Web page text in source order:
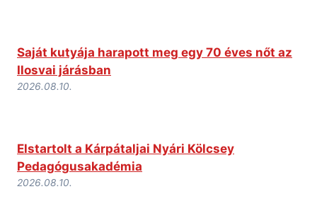
Saját kutyája harapott meg egy 70 éves nőt az
Ilosvai járásban
2026.08.10.
Elstartolt a Kárpátaljai Nyári Kölcsey
Pedagógusakadémia
2026.08.10.